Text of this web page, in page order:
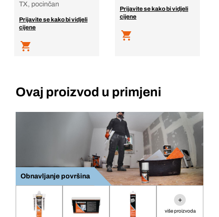
TX, pocinčan
Prijavite se kako bi vidjeli
cijene
Prijavite se kako bi vidjeli
cijene
Ovaj proizvod u primjeni
Obnavljanje površina
+
više proizvoda